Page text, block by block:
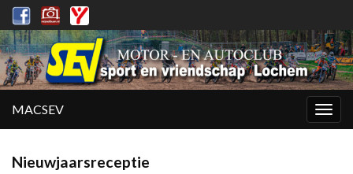
MACSEV
Nieuwjaarsreceptie